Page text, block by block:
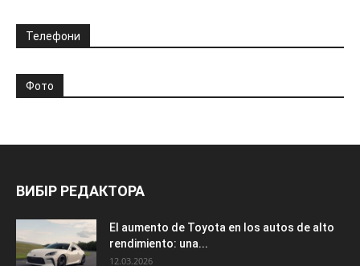
Телефони
Фото
ВИБІР РЕДАКТОРА
El aumento de Toyota en los autos de alto
rendimiento: una...
12.03.2026